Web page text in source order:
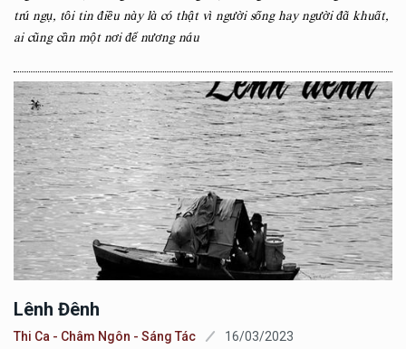
trú ngụ, tôi tin điều này là có thật vì người sống hay người đã khuất,
ai cũng cần một nơi để nương náu
Lênh Đênh
Thi Ca - Châm Ngôn - Sáng Tác 16/03/2023